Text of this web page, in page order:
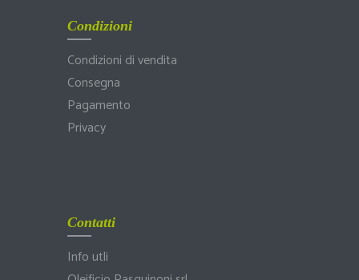
Condizioni
Condizioni di vendita
Consegna
Pagamento
Privacy
Contatti
Info utli